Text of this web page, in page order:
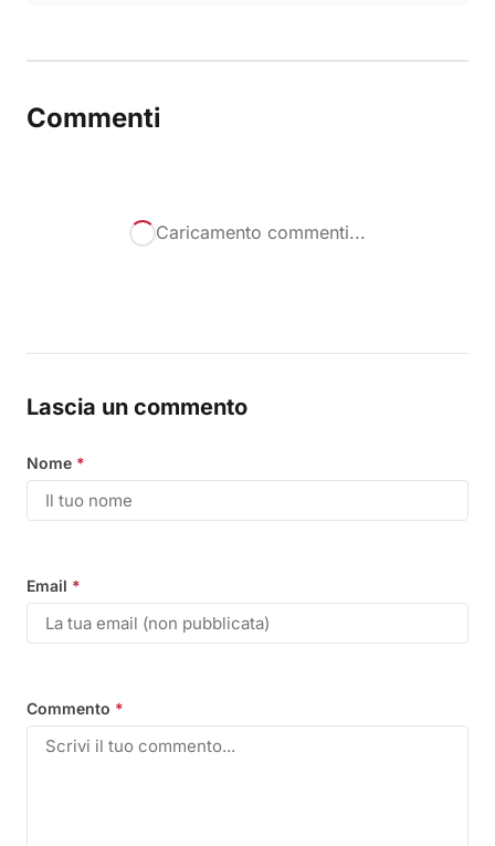
Commenti
Caricamento commenti...
Lascia un commento
Nome *
Email *
Commento *